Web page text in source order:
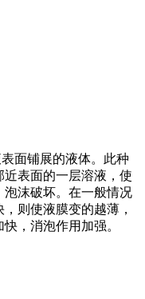
面铺展的液体。此种
表面的一层溶液，使
沫破坏。在一般情况
则使液膜变的越薄，
，消泡作用加强。